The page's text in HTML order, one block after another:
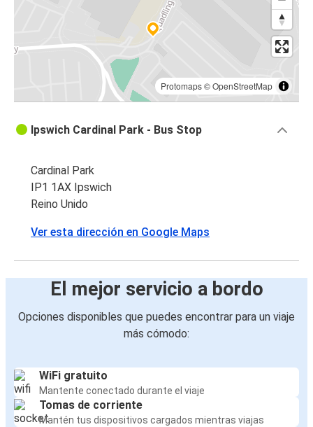
Protomaps©OpenStreetMap
Ipswich Cardinal Park - Bus Stop
Cardinal Park
IP1 1AX Ipswich
Reino Unido
Ver esta dirección en Google Maps
El mejor servicio a bordo
Opciones disponibles que puedes encontrar para un viaje
más cómodo:
WiFi gratuito
Mantente conectado durante el viaje
Tomas de corriente
Mantén tus dispositivos cargados mientras viajas